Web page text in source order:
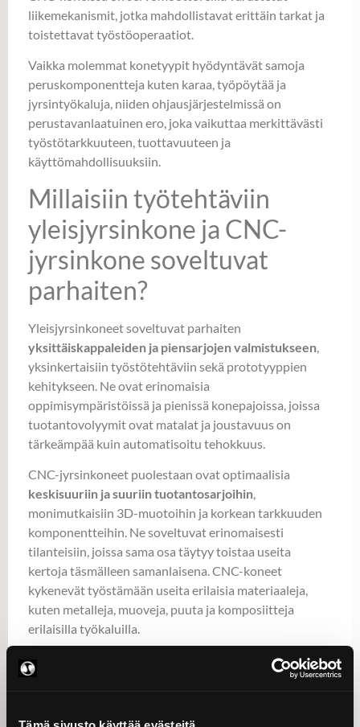
liikemekanismit, jotka mahdollistavat erittäin tarkat ja
toistettavat työstöoperaatiot.
Vaikka molemmat konetyypit hyödyntävät samoja
peruskomponentteja kuten karaa, työpöytää ja
jyrsintyökaluja, niiden ohjausjärjestelmissä on
perustavanlaatuinen ero, joka vaikuttaa merkittävästi
työstötarkkuuteen, tuottavuuteen ja
käyttömahdollisuuksiin.
Millaisiin työtehtäviin
yleisjyrsinkone ja CNC-
jyrsinkone soveltuvat
parhaiten?
Yleisjyrsinkoneet soveltuvat parhaiten
yksittäiskappaleiden ja piensarjojen valmistukseen
yksinkertaisiin työstötehtäviin sekä prototyyppien
kehitykseen. Ne ovat erinomaisia
oppimisympäristöissä ja pienissä konepajoissa, joissa
tuotantovolyymit ovat matalat ja joustavuus on
tärkeämpää kuin automatisoitu tehokkuus.
CNC-jyrsinkoneet puolestaan ovat optimaalisia
keskisuuriin ja suuriin tuotantosarjoihin,
monimutkaisiin 3D-muotoihin ja korkean tarkkuuden
komponentteihin. Ne soveltuvat erinomaisesti
tilanteisiin, joissa sama osa täytyy toistaa useita
kertoja täsmälleen samanlaisena. CNC-koneet
kykenevät työstämään useita erilaisia materiaaleja,
kuten metalleja, muoveja, puuta ja komposiitteja
erilaisilla työkaluilla.
Konepajateollisuudessa tarvitaan usein molempia
konetyyppejä toisiaan täydentävinä työkaluina.
teidän tuotantonne tarpeisiin sopivimmat